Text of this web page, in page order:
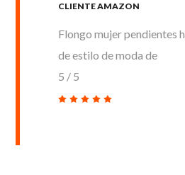
CLIENTE AMAZON
Flongo mujer pendientes
de estilo de moda de
5 / 5